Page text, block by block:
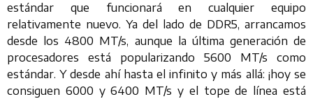
estándar que funcionará en cualquier equipo
relativamente nuevo. Ya del lado de DDR5, arrancamos
desde los 4800 MT/s, aunque la última generación de
procesadores está popularizando 5600 MT/s como
estándar. Y desde ahí hasta el infinito y más allá: ¡hoy se
consiguen 6000 y 6400 MT/s y el tope de línea está